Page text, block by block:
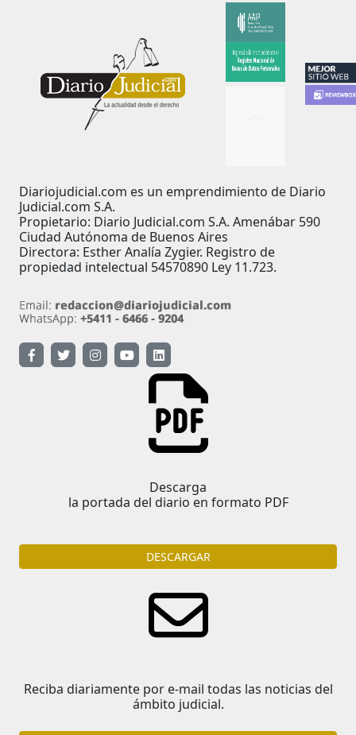
Diariojudicial.com es un emprendimiento de Diario
Judicial.com S.A.
Propietario: Diario Judicial.com S.A. Amenábar 590
Ciudad Autónoma de Buenos Aires
Directora: Esther Analía Zygier. Registro de
propiedad intelectual 54570890 Ley 11.723.
Descarga
la portada del diario en formato PDF
DESCARGAR
Reciba diariamente por e-mail todas las noticias del
ámbito judicial.